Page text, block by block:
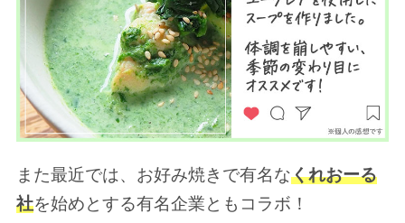
また最近では、お好み焼きで有名なくれおーる
社を始めとする有名企業ともコラボ！